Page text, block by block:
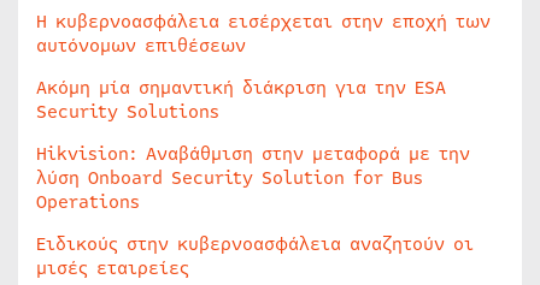
Η κυβερνοασφάλεια εισέρχεται στην εποχή των
αυτόνομων επιθέσεων
Ακόμη μία σημαντική διάκριση για την ESA
Security Solutions
Hikvision: Αναβάθμιση στην μεταφορά με την
λύση Onboard Security Solution for Bus
Operations
Ειδικούς στην κυβερνοασφάλεια αναζητούν οι
μισές εταιρείες